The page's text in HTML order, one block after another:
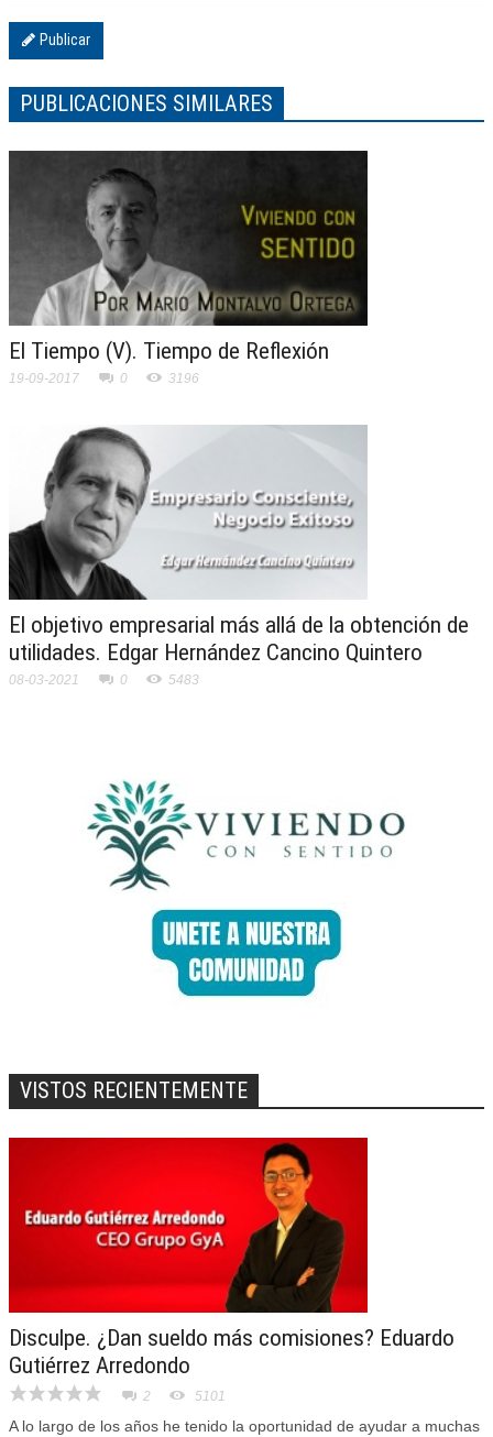
Publicar
PUBLICACIONES SIMILARES
El Tiempo (V). Tiempo de Reflexión
19-09-2017 0 3196
El objetivo empresarial más allá de la obtención de
utilidades. Edgar Hernández Cancino Quintero
08-03-2021 0 5483
VISTOS RECIENTEMENTE
Disculpe. ¿Dan sueldo más comisiones? Eduardo
Gutiérrez Arredondo
2 5101
A lo largo de los años he tenido la oportunidad de ayudar a muchas